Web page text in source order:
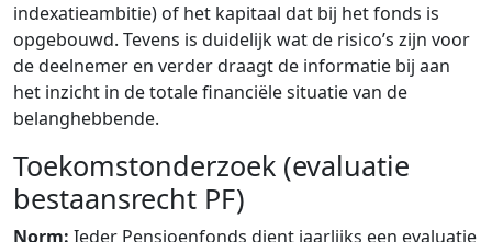
indexatieambitie) of het kapitaal dat bij het fonds is
opgebouwd. Tevens is duidelijk wat de risico’s zijn voor
de deelnemer en verder draagt de informatie bij aan
het inzicht in de totale financiële situatie van de
belanghebbende.
Toekomstonderzoek (evaluatie
bestaansrecht PF)
Norm: Ieder Pensioenfonds dient jaarlijks een evaluatie